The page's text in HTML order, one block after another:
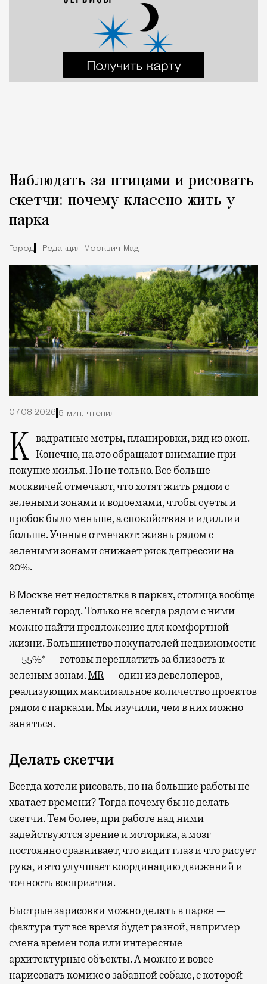
Наблюдать за птицами и рисовать
скетчи: почему классно жить у
парка
Город Редакция Москвич Mag
07.08.2026 5 мин. чтения
Квадратные метры, планировки, вид из окон. Конечно, на это обращают внимание при
покупке жилья. Но не только. Все больше
москвичей отмечают, что хотят жить рядом с
зелеными зонами и водоемами, чтобы суеты и
пробок было меньше, а спокойствия и идиллии
больше. Ученые отмечают: жизнь рядом с
зелеными зонами снижает риск депрессии на
20%.
В Москве нет недостатка в парках, столица вообще
зеленый город. Только не всегда рядом с ними
можно найти предложение для комфортной
жизни. Большинство покупателей недвижимости
— 55%* — готовы переплатить за близость к
зеленым зонам.MR — один из девелоперов,
реализующих максимальное количество проектов
рядом с парками. Мы изучили, чем в них можно
заняться.
Делать скетчи
Всегда хотели рисовать, но на большие работы не
хватает времени? Тогда почему бы не делать
скетчи. Тем более, при работе над ними
задействуются зрение и моторика, а мозг
постоянно сравнивает, что видит глаз и что рисует
рука, и это улучшает координацию движений и
точность восприятия.
Быстрые зарисовки можно делать в парке —
фактура тут все время будет разной, например
смена времен года или интересные
архитектурные объекты. А можно и вовсе
нарисовать комикс о забавной собаке, с которой